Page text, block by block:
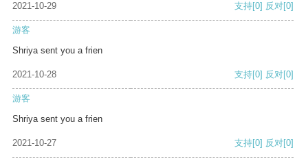
2021-10-29 支持[0] 反对[0]
游客
Shriya sent you a frien
2021-10-28 支持[0] 反对[0]
游客
Shriya sent you a frien
2021-10-27 支持[0] 反对[0]